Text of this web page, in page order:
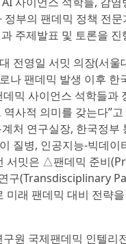
부의 팬데믹 정책 전문
주제발표 및 토론을 진
전영일 서밋 의장(서
나 팬데믹 발생 이후 한
믹 사이언스 석학들
사적 의미를 갖는다”
처 연구실장, 한국정
질병, 인공지능-빅데
서밋은 △팬데믹 준비
구(Transdisciplinary
래 팬데믹 대비 전략
원 국제팬데믹 인텔